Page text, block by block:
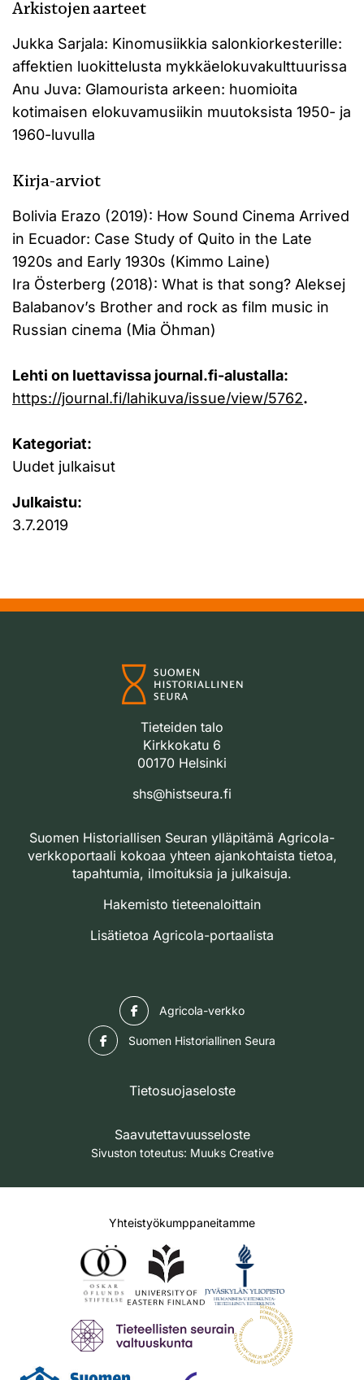
Arkistojen aarteet
Jukka Sarjala: Kinomusiikkia salonkiorkesterille:
affektien luokittelusta mykkäelokuvakulttuurissa
Anu Juva: Glamourista arkeen: huomioita
kotimaisen elokuvamusiikin muutoksista 1950- ja
1960-luvulla
Kirja-arviot
Bolivia Erazo (2019): How Sound Cinema Arrived
in Ecuador: Case Study of Quito in the Late
1920s and Early 1930s (Kimmo Laine)
Ira Österberg (2018): What is that song? Aleksej
Balabanov’s Brother and rock as film music in
Russian cinema (Mia Öhman)
Lehti on luettavissa journal.fi-alustalla:
https://journal.fi/lahikuva/issue/view/5762.
Kategoriat:
Uudet julkaisut
Julkaistu:
3.7.2019
Tieteiden talo
Kirkkokatu 6
00170 Helsinki
shs@histseura.fi
Suomen Historiallisen Seuran ylläpitämä Agricola-
verkkoportaali kokoaa yhteen ajankohtaista tietoa,
tapahtumia, ilmoituksia ja julkaisuja.
Hakemisto tieteenaloittain
Lisätietoa Agricola-portaalista
Agricola-verkko
Suomen Historiallinen Seura
Tietosuojaseloste
Saavutettavuusseloste
Sivuston toteutus: Muuks Creative
Yhteistyökumppaneitamme